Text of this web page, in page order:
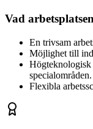
Vad
En trivsam
Möjlighet till
specialområden.
Flexibla